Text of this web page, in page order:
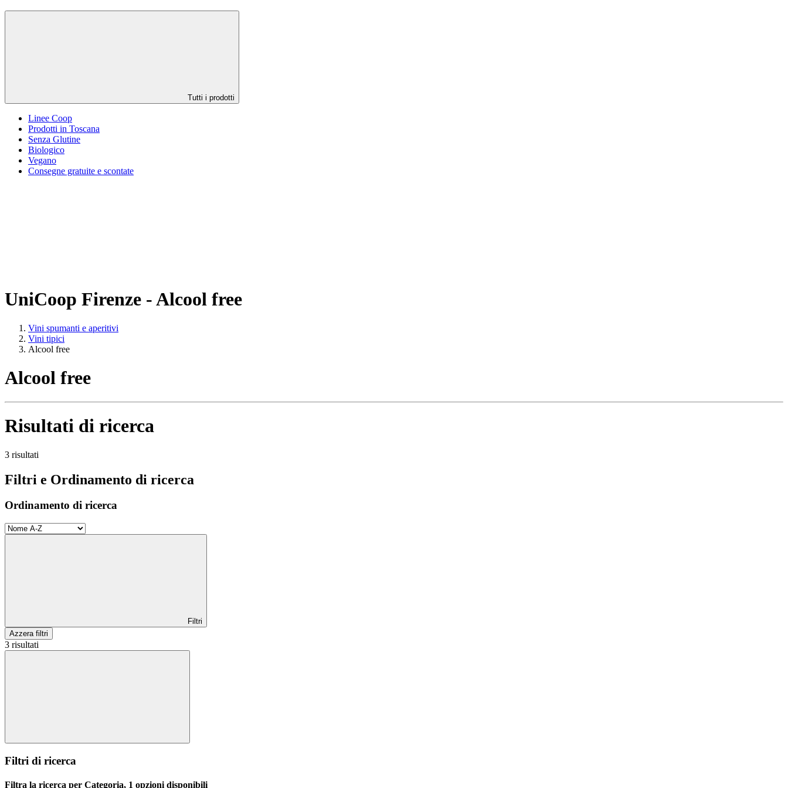
Tutti i prodotti
Linee Coop
Prodotti in Toscana
Senza Glutine
Biologico
Vegano
Consegne gratuite e scontate
UniCoop Firenze - Alcool free
Vini spumanti e aperitivi
Vini tipici
Alcool free
Alcool free
Risultati di ricerca
3 risultati
Filtri e Ordinamento di ricerca
Ordinamento di ricerca
Filtri
Azzera filtri
3 risultati
Filtri di ricerca
Filtra la ricerca per Categoria, 1 opzioni disponibili